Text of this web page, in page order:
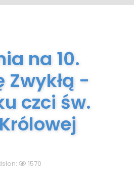
na 10.
Zwykłą -
czci św.
1570